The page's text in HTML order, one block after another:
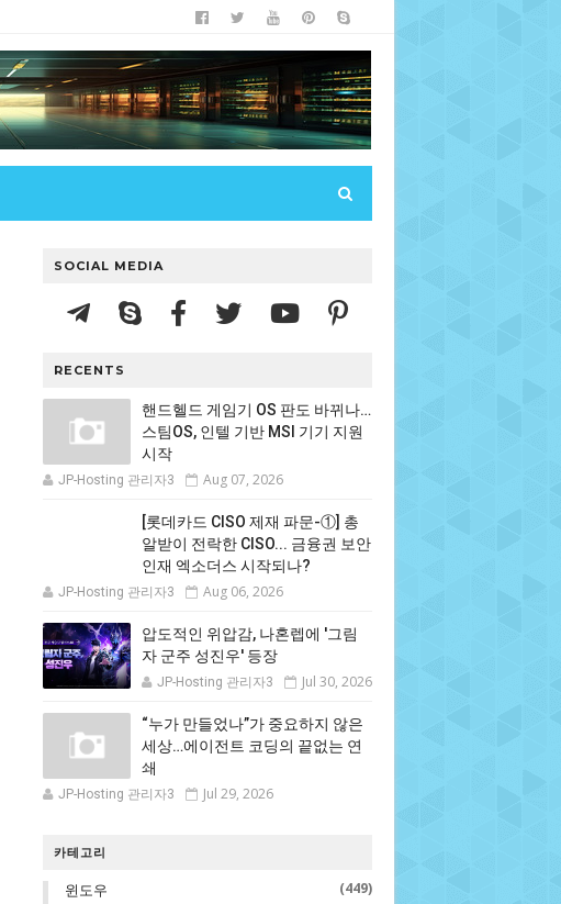
SOCIAL MEDIA
RECENTS
핸드헬드 게임기 OS 판도 바뀌나…
스팀OS, 인텔 기반 MSI 기기 지원
시작
JP-Hosting 관리자3 Aug 07, 2026
[롯데카드 CISO 제재 파문-①] 총
알받이 전락한 CISO... 금융권 보안
인재 엑소더스 시작되나?
JP-Hosting 관리자3 Aug 06, 2026
압도적인 위압감, 나혼렙에 '그림
자 군주 성진우' 등장
JP-Hosting 관리자3 Jul 30, 2026
“누가 만들었나”가 중요하지 않은
세상…에이전트 코딩의 끝없는 연
쇄
JP-Hosting 관리자3 Jul 29, 2026
카테고리
윈도우 (449)